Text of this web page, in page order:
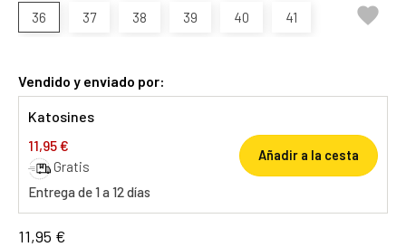
36 37 38 39 40 41 
Vendido y enviado por:
Katosines
11,95 €
Gratis
Entrega de 1 a 12 días
Añadir a la cesta
11,95 €